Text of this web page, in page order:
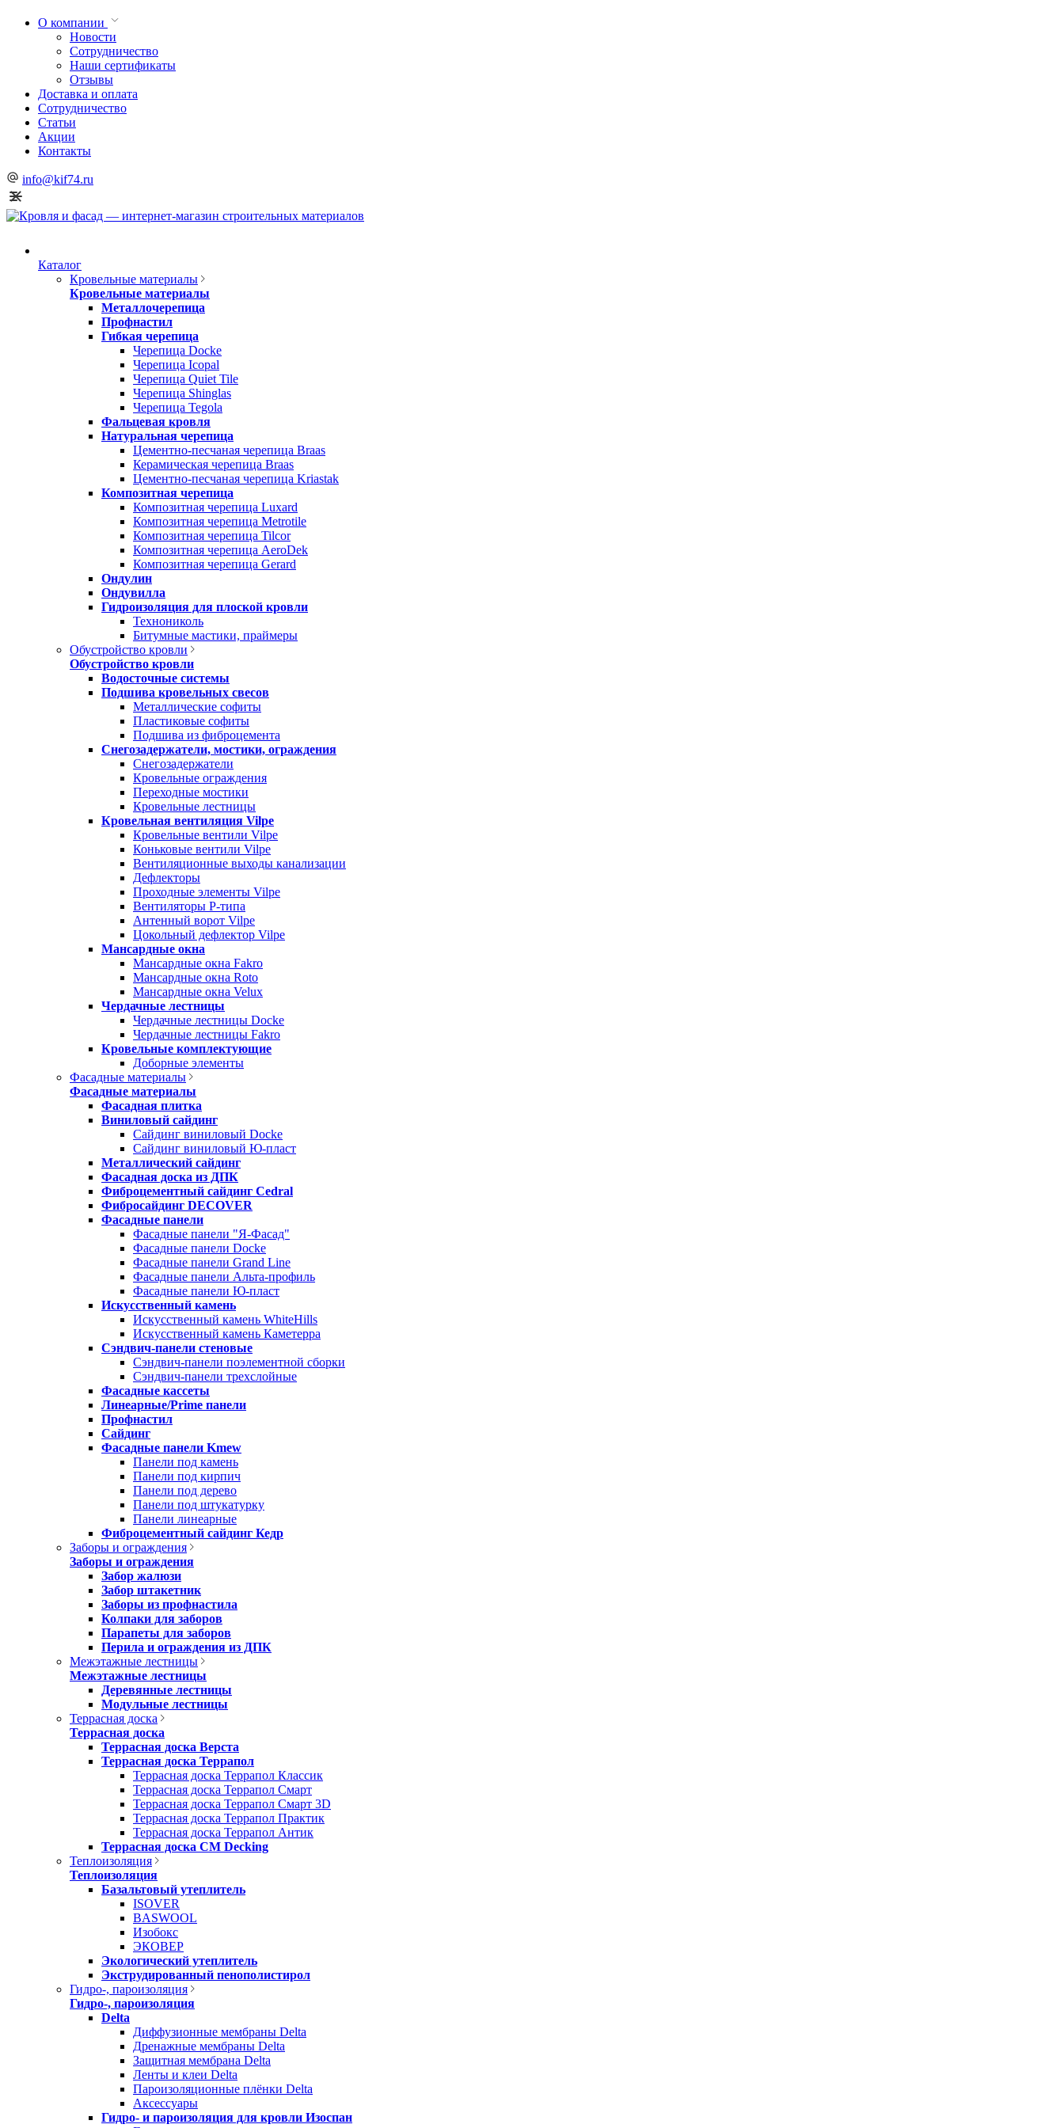
О компании
Новости
Сотрудничество
Наши сертификаты
Отзывы
Доставка и оплата
Сотрудничество
Статьи
Акции
Контакты
info@kif74.ru
Каталог
Кровельные материалы
Кровельные материалы
Металлочерепица
Профнастил
Гибкая черепица
Черепица Docke
Черепица Icopal
Черепица Quiet Tile
Черепица Shinglas
Черепица Tegola
Фальцевая кровля
Натуральная черепица
Цементно-песчаная черепица Braas
Керамическая черепица Braas
Цементно-песчаная черепица Kriastak
Композитная черепица
Композитная черепица Luxard
Композитная черепица Metrotile
Композитная черепица Tilcor
Композитная черепица AeroDek
Композитная черепица Gerard
Ондулин
Ондувилла
Гидроизоляция для плоской кровли
Технониколь
Битумные мастики, праймеры
Обустройство кровли
Обустройство кровли
Водосточные системы
Подшива кровельных свесов
Металлические софиты
Пластиковые софиты
Подшива из фиброцемента
Снегозадержатели, мостики, ограждения
Снегозадержатели
Кровельные ограждения
Переходные мостики
Кровельные лестницы
Кровельная вентиляция Vilpe
Кровельные вентили Vilpe
Коньковые вентили Vilpe
Вентиляционные выходы канализации
Дефлекторы
Проходные элементы Vilpe
Вентиляторы P-типа
Антенный ворот Vilpe
Цокольный дефлектор Vilpe
Мансардные окна
Мансардные окна Fakro
Мансардные окна Roto
Мансардные окна Velux
Чердачные лестницы
Чердачные лестницы Docke
Чердачные лестницы Fakro
Кровельные комплектующие
Доборные элементы
Фасадные материалы
Фасадные материалы
Фасадная плитка
Виниловый сайдинг
Сайдинг виниловый Docke
Сайдинг виниловый Ю-пласт
Металлический сайдинг
Фасадная доска из ДПК
Фиброцементный сайдинг Cedral
Фибросайдинг DECOVER
Фасадные панели
Фасадные панели "Я-Фасад"
Фасадные панели Docke
Фасадные панели Grand Line
Фасадные панели Альта-профиль
Фасадные панели Ю-пласт
Искусственный камень
Искусственный камень WhiteHills
Искусственный камень Каметерра
Сэндвич-панели стеновые
Сэндвич-панели поэлементной сборки
Сэндвич-панели трехслойные
Фасадные кассеты
Линеарные/Prime панели
Профнастил
Сайдинг
Фасадные панели Kmew
Панели под камень
Панели под кирпич
Панели под дерево
Панели под штукатурку
Панели линеарные
Фиброцементный сайдинг Кедр
Заборы и ограждения
Заборы и ограждения
Забор жалюзи
Забор штакетник
Заборы из профнастила
Колпаки для заборов
Парапеты для заборов
Перила и ограждения из ДПК
Межэтажные лестницы
Межэтажные лестницы
Деревянные лестницы
Модульные лестницы
Террасная доска
Террасная доска
Террасная доска Верста
Террасная доска Террапол
Террасная доска Террапол Классик
Террасная доска Террапол Смарт
Террасная доска Террапол Смарт 3D
Террасная доска Террапол Практик
Террасная доска Террапол Антик
Террасная доска CM Decking
Теплоизоляция
Теплоизоляция
Базальтовый утеплитель
ISOVER
BASWOOL
Изобокс
ЭКОВЕР
Экологический утеплитель
Экструдированный пенополистирол
Гидро-, пароизоляция
Гидро-, пароизоляция
Delta
Диффузионные мембраны Delta
Дренажные мембраны Delta
Защитная мембрана Delta
Ленты и клеи Delta
Пароизоляционные плёнки Delta
Аксессуары
Гидро- и пароизоляция для кровли Изоспан